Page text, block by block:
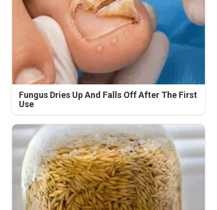
Fungus Dries Up And Falls Off After The First
Use